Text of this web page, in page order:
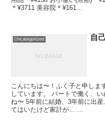
＊¥3711 美容院＊¥161...
Uncategorized 自
こんにちは〜！ふく子と申しま
しています。 パートで働く、
ね〜 5年前に結婚、3年前に出
てはいたけど家計が… ...